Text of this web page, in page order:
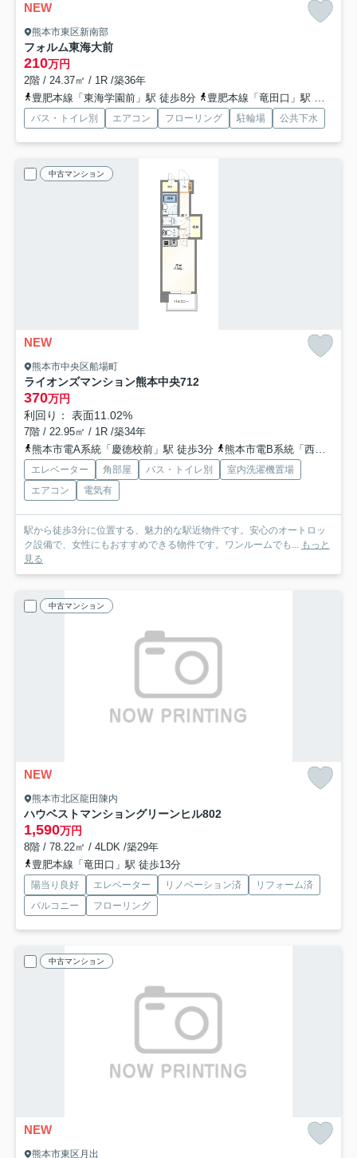
NEW
熊本市東区新南部
フォルム東海大前
210万円
2階 / 24.37㎡ / 1R /築36年
豊肥本線「東海学園前」駅 徒歩8分
豊肥本線「竜田口」駅 徒歩11分
バス・トイレ別 エアコン フローリング 駐輪場 公共下水
中古マンション
NEW
熊本市中央区船場町
ライオンズマンション熊本中央712
370万円
利回り： 表面11.02%
7階 / 22.95㎡ / 1R /築34年
熊本市電A系統「慶徳校前」駅 徒歩3分
熊本市電B系統「西辛島町」駅 徒歩3分
エレベーター 角部屋 バス・トイレ別
室内洗濯機置場
エアコン
電気有
駅から徒歩3分に位置する、魅力的な駅近物件です。安心のオートロッ
ク設備で、女性にもおすすめできる物件です。ワンルームでも... もっと
見る
中古マンション
NEW
熊本市北区龍田陳内
ハウベストマンショングリーンヒル802
1,590万円
8階 / 78.22㎡ / 4LDK /築29年
豊肥本線「竜田口」駅 徒歩13分
陽当り良好 エレベーター リノベーション済
リフォーム済
バルコニー
フローリング
中古マンション
NEW
熊本市東区月出